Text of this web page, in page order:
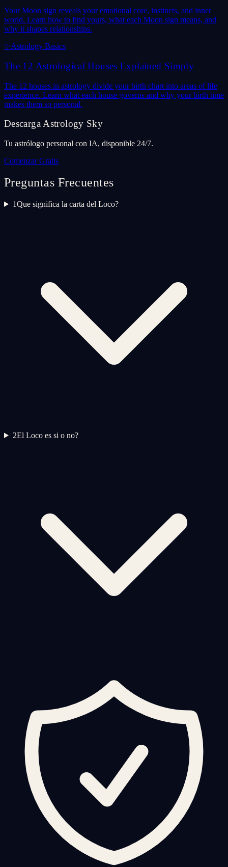
Your Moon sign reveals your emotional core, instincts, and inner
world. Learn how to find yours, what each Moon sign means, and
why it shapes relationships.
✨Astrology Basics
The 12 Astrological Houses Explained Simply
The 12 houses in astrology divide your birth chart into areas of life
experience. Learn what each house governs and why your birth time
makes them so personal.
Descarga Astrology Sky
Tu astrólogo personal con IA, disponible 24/7.
Comenzar Gratis
Preguntas Frecuentes
1Que significa la carta del Loco?
2El Loco es si o no?